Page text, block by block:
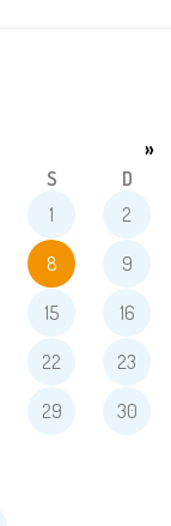
»
S
D
1
2
8 9
15 16
22 23
29 30